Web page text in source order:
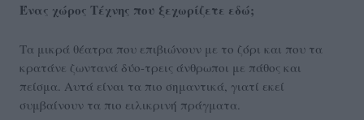
Ένας χώρος Τέχνης που ξεχωρίζετε εδώ;
Τα μικρά θέατρα που επιβιώνουν με το ζόρι και που τα
κρατάνε ζωντανά δύο-τρεις άνθρωποι με πάθος και
πείσμα. Αυτά είναι τα πιο σημαντικά, γιατί εκεί
συμβαίνουν τα πιο ειλικρινή πράγματα.